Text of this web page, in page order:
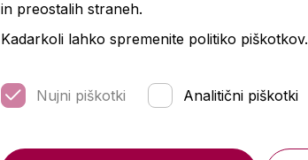
in preostalih straneh.
Kadarkoli lahko spremenite politiko piškotkov.
Nujni piškotki Analitični piškotki